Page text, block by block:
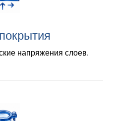
напряжения слоев.